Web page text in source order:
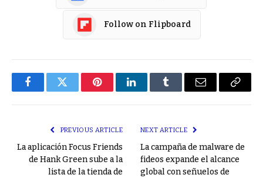
Follow on Flipboard
FacebookTwitter PinterestLinkedInTumblr Email
Copy
PREVIOUS ARTICLE
La aplicación Focus Friends
de Hank Green sube a la
lista de la tienda de
NEXT ARTICLE
La campaña de malware de
fideos expande el alcance
global con señuelos de